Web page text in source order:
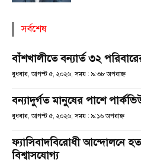
সর্বশেষ
বাঁশখালীতে বন্যার্ত ৩২
বুধবার, আগস্ট ৫, ২০২৬; সময় : ৯:৩৮ অপরাহ্ণ
বন্যাদুর্গত মানুষের পাশে
বুধবার, আগস্ট ৫, ২০২৬; সময় : ৯:১৬ অপরাহ্ণ
ফ্যাসিবাদবিরোধী আন্দোলনে
বিশ্বাসযোগ্য